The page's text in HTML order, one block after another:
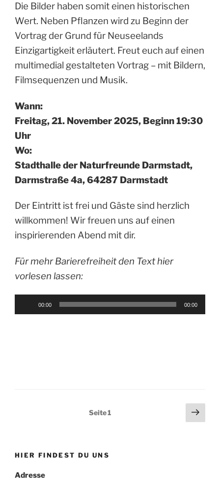
Die Bilder haben somit einen historischen
Wert. Neben Pflanzen wird zu Beginn der
Vortrag der Grund für Neuseelands
Einzigartigkeit erläutert. Freut euch auf einen
multimedial gestalteten Vortrag – mit Bildern,
Filmsequenzen und Musik.
Wann:
Freitag, 21. November 2025, Beginn 19:30
Uhr
Wo:
Stadthalle der Naturfreunde Darmstadt,
Darmstraße 4a, 64287 Darmstadt
Der Eintritt ist frei und Gäste sind herzlich
willkommen! Wir freuen uns auf einen
inspirierenden Abend mit dir.
Für mehr Barierefreiheit den Text hier
vorlesen lassen:
00:00 00:00
Seitennummerierung
Seite1
HIER FINDEST DU UNS
Adresse